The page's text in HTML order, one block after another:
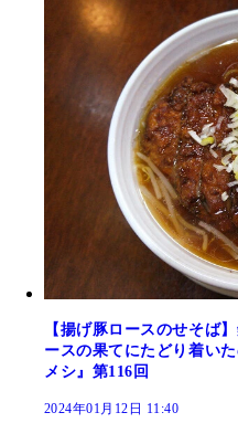
【揚げ豚ロースのせそば
ースの果てにたどり着い
メシ』第116回
2024年01月12日 11:40